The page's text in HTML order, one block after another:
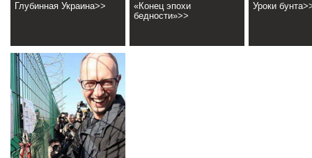
Глубинная Украина>>
«Конец эпохи
бедности»>>
Уроки